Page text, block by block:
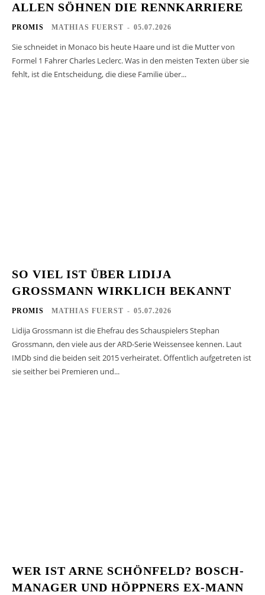
ALLEN SÖHNEN DIE RENNKARRIERE
PROMIS MATHIAS FUERST - 05.07.2026
Sie schneidet in Monaco bis heute Haare und ist die Mutter von
Formel 1 Fahrer Charles Leclerc. Was in den meisten Texten über sie
fehlt, ist die Entscheidung, die diese Familie über...
SO VIEL IST ÜBER LIDIJA
GROSSMANN WIRKLICH BEKANNT
PROMIS MATHIAS FUERST - 05.07.2026
Lidija Grossmann ist die Ehefrau des Schauspielers Stephan
Grossmann, den viele aus der ARD-Serie Weissensee kennen. Laut
IMDb sind die beiden seit 2015 verheiratet. Öffentlich aufgetreten ist
sie seither bei Premieren und...
WER IST ARNE SCHÖNFELD? BOSCH-
MANAGER UND HÖPPNERS EX-MANN